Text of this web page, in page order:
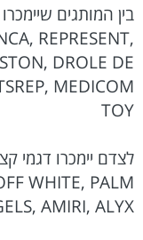
בין המותגים
REPRESENT,
DROLE DE
MEDICOM
TOY
לצדם יימכרו דגמי
WHITE, PALM
AMIRI, ALYX